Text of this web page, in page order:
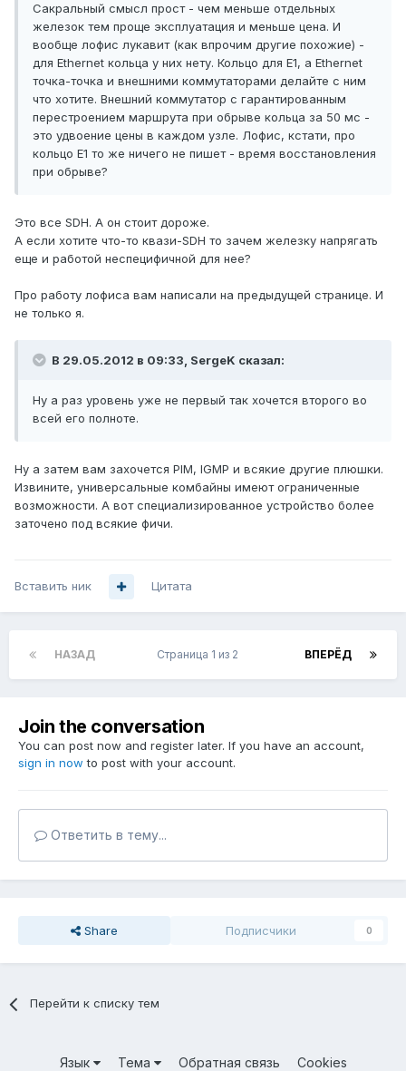
Сакральный смысл прост - чем меньше отдельных
железок тем проще эксплуатация и меньше цена. И
вообще лофис лукавит (как впрочим другие похожие) -
для Ethernet кольца у них нету. Кольцо для Е1, а Ethernet
точка-точка и внешними коммутаторами делайте с ним
что хотите. Внешний коммутатор с гарантированным
перестроением маршрута при обрыве кольца за 50 мс -
это удвоение цены в каждом узле. Лофис, кстати, про
кольцо E1 то же ничего не пишет - время восстановления
при обрыве?
Это все SDH. А он стоит дороже.
А если хотите что-то квази-SDH то зачем железку напрягать
еще и работой неспецифичной для нее?
Про работу лофиса вам написали на предыдущей странице. И
не только я.
В 29.05.2012 в 09:33, SergeK сказал:
Ну а раз уровень уже не первый так хочется второго во
всей его полноте.
Ну а затем вам захочется PIM, IGMP и всякие другие плюшки.
Извините, универсальные комбайны имеют ограниченные
возможности. А вот специализированное устройство более
заточено под всякие фичи.
Вставить ник Цитата
НАЗАД ВПЕРЁД
Страница 1 из 2
Join the conversation
You can post now and register later. If you have an account,
sign in now to post with your account.
Ответить в тему...
Share Подписчики 0
Перейти к списку тем
Язык Тема Обратная связь Cookies